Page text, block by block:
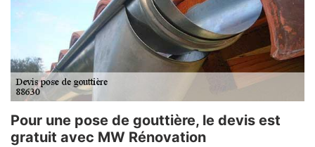
Pour une pose de gouttière, le devis est
gratuit avec MW Rénovation